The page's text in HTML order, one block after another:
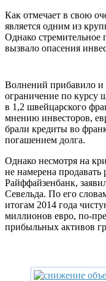
Как отмечает в свою
является одним из
Однако стремительное
вызвало опасения
Волнений прибавило
ограничение по курсу
в 1,2 швейцарского
мнению инвесторов,
брали кредиты во
погашением долга.
Однако несмотря на
не намерена
Райффайзенбанк,
Севельда. По его
итогам 2014 года
миллионов евро, по-
прибыльных активов